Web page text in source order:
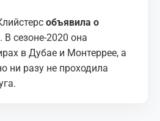
объявила о
. В сезоне-2020 она
в Дубае и Монтеррее, а
ни разу не проходила